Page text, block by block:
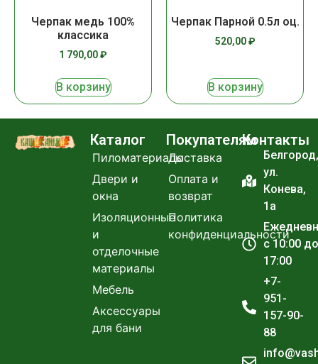
Черпак медь 100%
классика
1 790,00₽
В корзину
Черпак Парной 0.5л оц.
520,00₽
В корзину
Каталог
Пиломатериалы
Двери и
окна
Изоляционные
и
отделочные
материалы
Мебель
Аксессуары
для бани
Покупателям
Доставка
Оплата и
возврат
Политика
конфиденциальности
Контакты
Белгород,
ул.
Конева,
1а
с 10:00 до
17:00
+7-
951-
157-90-
88